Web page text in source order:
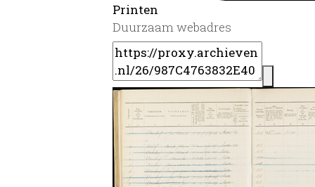
Printen
Duurzaam webadres